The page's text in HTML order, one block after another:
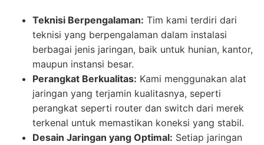
Teknisi Berpengalaman: Tim kami terdiri dari
teknisi yang berpengalaman dalam instalasi
berbagai jenis jaringan, baik untuk hunian, kantor,
maupun instansi besar.
Perangkat Berkualitas: Kami menggunakan alat
jaringan yang terjamin kualitasnya, seperti
perangkat seperti router dan switch dari merek
terkenal untuk memastikan koneksi yang stabil.
Desain Jaringan yang Optimal: Setiap jaringan